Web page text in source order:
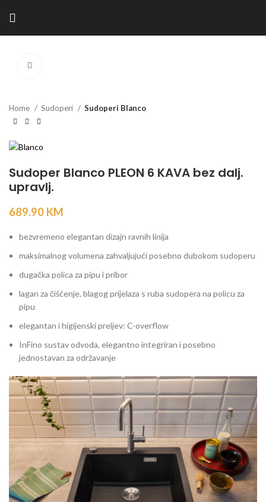
Home Sudoperi Sudoperi Blanco
Sudoper Blanco PLEON 6 KAVA bez dalj.
upravlj.
689.90 KM
bezvremeno elegantan dizajn ravnih linija
maksimalnog volumena zahvaljujući posebno dubokom sudoperu
dugačka polica za pipu i pribor
lagan za čišćenje, blagog prijelaza s ruba sudopera na policu za
pipu
elegantan i higijenski preljev: C-overflow
InFino sustav odvoda, elegantno integriran i posebno
jednostavan za održavanje